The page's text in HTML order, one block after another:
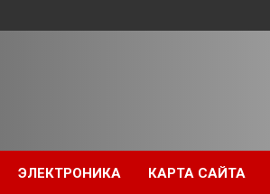
ЭЛЕКТРОНИКА КАРТА САЙТА